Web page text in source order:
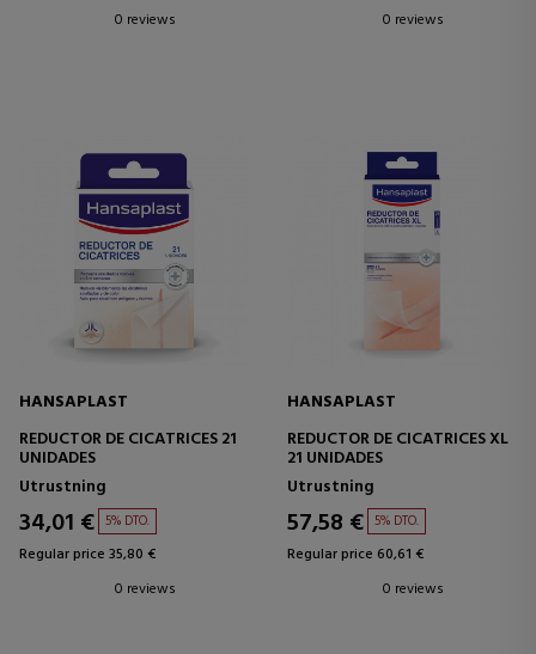
0 reviews
0 reviews
HANSAPLAST
REDUCTOR DE CICATRICES 21
UNIDADES
Utrustning
34,01 € 5% DTO.
Regular price 35,80 €
0 reviews
HANSAPLAST
REDUCTOR DE CICATRICES XL
21 UNIDADES
Utrustning
57,58 € 5% DTO.
Regular price 60,61 €
0 reviews